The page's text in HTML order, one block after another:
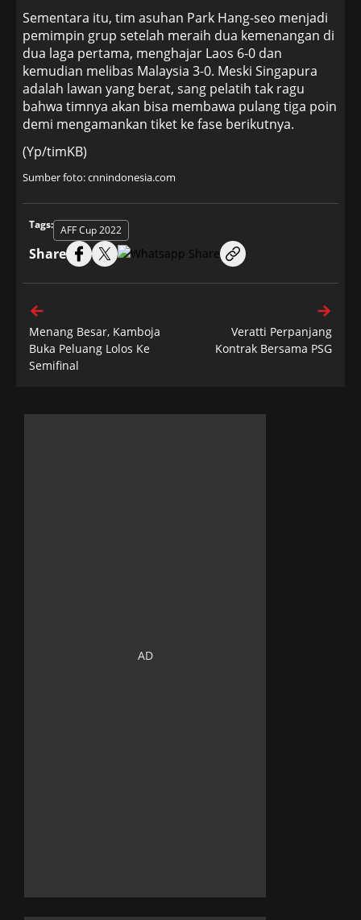
Sementara itu, tim asuhan Park Hang-seo menjadi
pemimpin grup setelah meraih dua kemenangan di
dua laga pertama, menghajar Laos 6-0 dan
kemudian melibas Malaysia 3-0. Meski Singapura
adalah lawan yang berat, sang pelatih tak ragu
bahwa timnya akan bisa membawa pulang tiga poin
demi mengamankan tiket ke fase berikutnya.
(Yp/timKB)
Sumber foto: cnnindonesia.com
Tags: AFF Cup 2022
Share
Menang Besar, Kamboja
Buka Peluang Lolos Ke
Semifinal
Veratti Perpanjang
Kontrak Bersama PSG